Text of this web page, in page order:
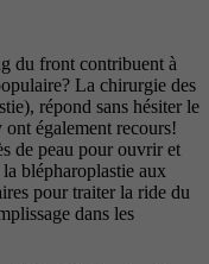
du front contribuent à
La chirurgie des
répond sans hésiter le
également recours!
de peau pour ouvrir et
blépharoplastie aux
pour traiter la ride du
dans les